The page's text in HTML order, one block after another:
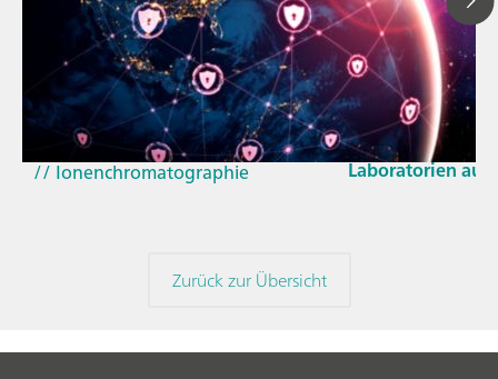
23. März 2026
Wie sich die
und der EU-
Laboratorien
// Blogartikel
// Nahinfrarot-Spektroskopie
(NIRS)
// Ionenchromatographie
Zurück zur Übersicht